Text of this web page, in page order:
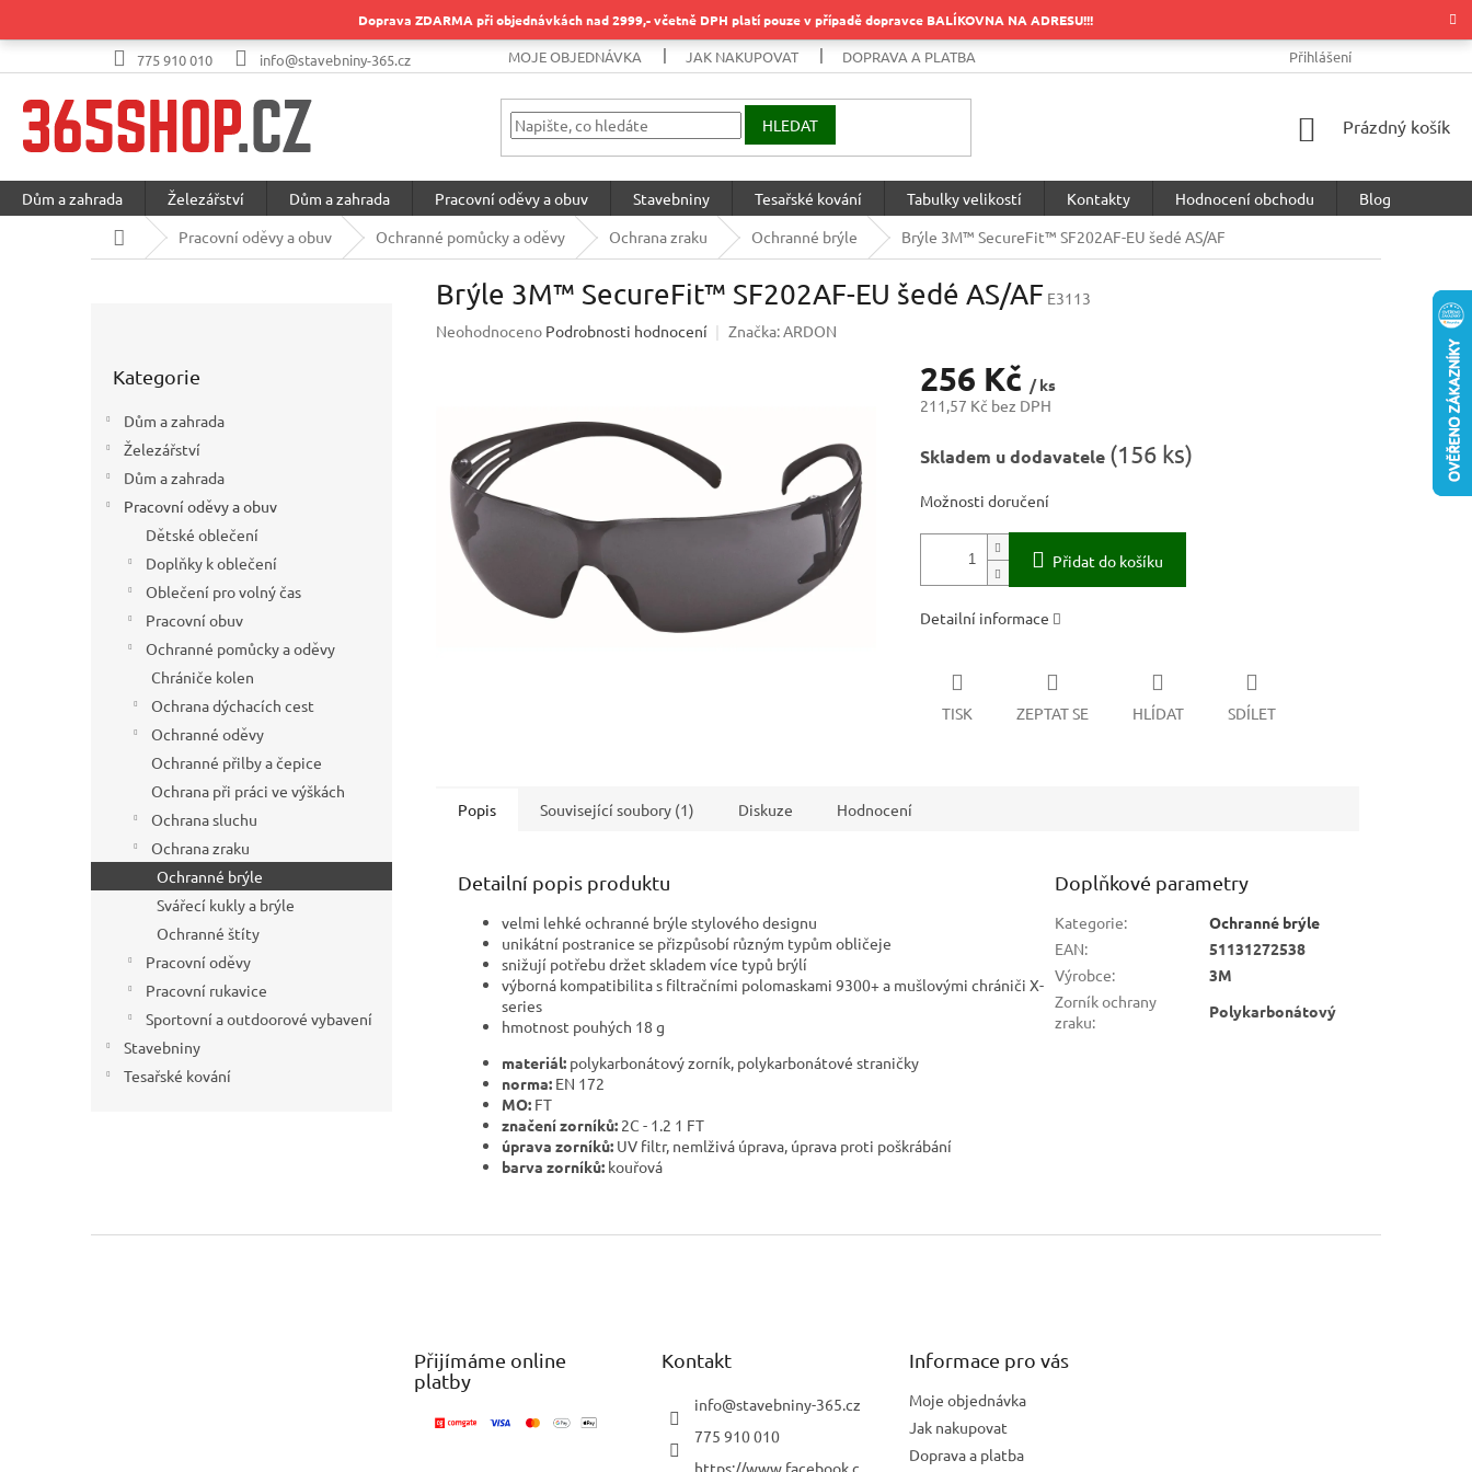
Doprava ZDARMA při objednávkách nad 2999,- včetně DPH platí pouze v případě dopravce BALÍKOVNA NA ADRESU!!!
775 910 010 info@stavebniny-365.cz MOJE OBJEDNÁVKA JAK NAKUPOVAT DOPRAVA A PLATBA PODMÍNKY OCHRANY OSOBNÍCH
Přihlášení
HLEDAT
NÁKUPNÍ
Prázdný košík
Dům a zahrada Železářství Dům a zahrada Pracovní oděvy a obuv Stavebniny Tesařské kování Tabulky velikostí Kontakty Hodnocení obchodu
Blog
Domů
Pracovní oděvy a obuv Ochranné pomůcky a oděvy Ochrana zraku Ochranné brýle Brýle 3M™ SecureFit™ SF202AF-EU šedé AS/AF
kategorie
Kategorie
Dům a zahrada
Železářství
Dům a zahrada
Pracovní oděvy a obuv
Dětské oblečení
Doplňky k oblečení
Oblečení pro volný čas
Pracovní obuv
Ochranné pomůcky a oděvy
Chrániče kolen
Ochrana dýchacích cest
Ochranné oděvy
Ochranné přilby a čepice
Ochrana při práci ve výškách
Ochrana sluchu
Ochrana zraku
Ochranné brýle
Svářecí kukly a brýle
Ochranné štíty
Pracovní oděvy
Pracovní rukavice
Sportovní a outdoorové vybavení
Stavebniny
Tesařské kování
Brýle 3M™ SecureFit™ SF202AF-EU šedé AS/AF E3113
Průměrné
hvězdiček.
Neohodnoceno Podrobnosti hodnocení Značka:ARDON
256 Kč / ks
211,57 Kč bez DPH
cena:
Skladem u dodavatele (156 ks)
Možnosti doručení
Přidat do košíku
Detailní informace
TISK ZEPTAT SE HLÍDAT SDÍLET
Popis Související soubory (1) Diskuze Hodnocení
Detailní popis produktu
velmi lehké ochranné brýle stylového designu
unikátní postranice se přizpůsobí různým typům obličeje
snižují potřebu držet skladem více typů brýlí
výborná kompatibilita s filtračními polomaskami 9300+ a mušlovými chrániči X-
series
hmotnost pouhých 18 g
materiál: polykarbonátový zorník, polykarbonátové straničky
norma: EN 172
MO: FT
značení zorníků: 2C - 1.2 1 FT
úprava zorníků: UV filtr, nemlživá úprava, úprava proti poškrábání
barva zorníků: kouřová
Doplňkové parametry
Kategorie:
Ochranné brýle
EAN:
51131272538
Výrobce:
3M
Zorník ochrany
zraku:
Polykarbonátový
Přijímáme online
platby
Kontakt
info@stavebniny-365.cz
775 910 010
https://www.facebook.c
Informace pro vás
Moje objednávka
Jak nakupovat
Doprava a platba